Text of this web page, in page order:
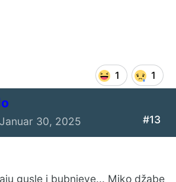
1 1
Januar 30, 2025 #13
gusle i bubnjeve... Miko džabe